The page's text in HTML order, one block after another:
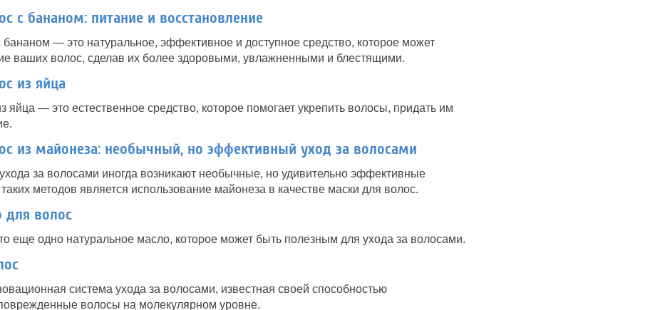
с бананом: питание и восстановление
бананом — это натуральное, эффективное и доступное средство, которое может
ваших волос, сделав их более здоровыми, увлажненными и блестящими.
из яйца
яйца — это естественное средство, которое помогает укрепить волосы, придать им
из майонеза: необычный, но эффективный уход за волосами
за волосами иногда возникают необычные, но удивительно эффективные
методов является использование майонеза в качестве маски для волос.
для волос
еще одно натуральное масло, которое может быть полезным для ухода за волосами.
система ухода за волосами, известная своей способностью
волосы на молекулярном уровне.